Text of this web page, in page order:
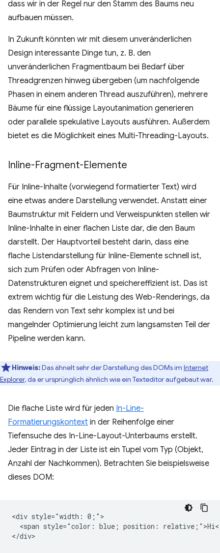
dass wir in der Regel nur den Stamm des Baums neu
aufbauen müssen.
In Zukunft könnten wir mit diesem unveränderlichen
Design interessante Dinge tun, z. B. den
unveränderlichen Fragmentbaum bei Bedarf über
Threadgrenzen hinweg übergeben (um nachfolgende
Phasen in einem anderen Thread auszuführen), mehrere
Bäume für eine flüssige Layoutanimation generieren
oder parallele spekulative Layouts ausführen. Außerdem
bietet es die Möglichkeit eines Multi-Threading-Layouts.
Inline-Fragment-Elemente
Für Inline-Inhalte (vorwiegend formatierter Text) wird
eine etwas andere Darstellung verwendet. Anstatt einer
Baumstruktur mit Feldern und Verweispunkten stellen wir
Inline-Inhalte in einer flachen Liste dar, die den Baum
darstellt. Der Hauptvorteil besteht darin, dass eine
flache Listendarstellung für Inline-Elemente schnell ist,
sich zum Prüfen oder Abfragen von Inline-
Datenstrukturen eignet und speichereffizient ist. Das ist
extrem wichtig für die Leistung des Web-Renderings, da
das Rendern von Text sehr komplex ist und bei
mangelnder Optimierung leicht zum langsamsten Teil der
Pipeline werden kann.
Hinweis:Das ähnelt sehr der Darstellung des DOMs im Internet
Explorer, da er ursprünglich ähnlich wie ein Texteditor aufgebaut war.
Die flache Liste wird für jeden In-Line-
Formatierungskontext in der Reihenfolge einer
Tiefensuche des In-Line-Layout-Unterbaums erstellt.
Jeder Eintrag in der Liste ist ein Tupel vom Typ (Objekt,
Anzahl der Nachkommen). Betrachten Sie beispielsweise
dieses DOM:
<div style="width: 0;">
<span style="color: blue; position: